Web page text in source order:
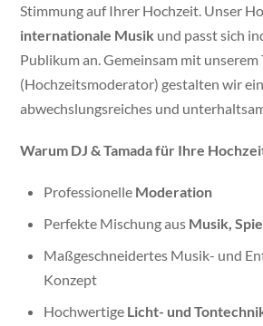
Stimmung auf Ihrer Hochzeit. Unser
internationale Musik und passt sich
Publikum an. Gemeinsam mit unserem
(Hochzeitsmoderator) gestalten wir ein
abwechslungsreiches und
Warum DJ & Tamada für Ihre
Professionelle Moderation
Perfekte Mischung aus Musik,
Maßgeschneidertes Musik- und
Konzept
Hochwertige Licht- und